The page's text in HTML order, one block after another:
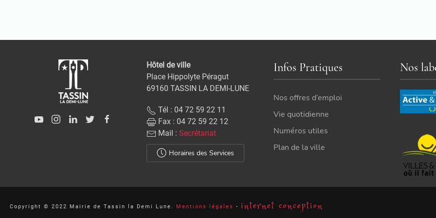
Hôtel de ville
Place Hippolyte Péragut
69160 TASSIN LA DEMI-LUNE
Tél : 04 72 59 22 11
Fax : 04 72 59 22 12
Mail : Secrétariat
Horaires des Services
Infos Pratiques
Nos offres d’emploi
Vie quotidienne
Numéros utiles
Plan de la ville
Nos
Copyright © 2022 Mairie de Tassin la Demi Lune. Mentions légales - internet conception